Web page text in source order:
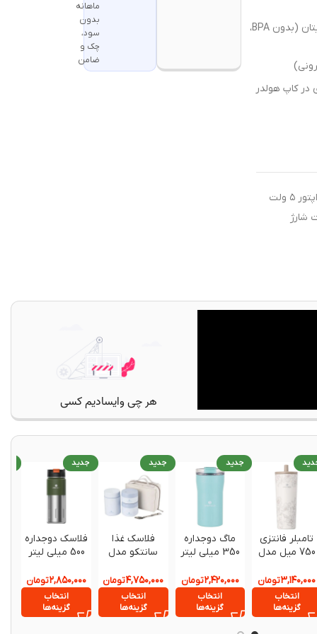
بدنه استیل دوجداره عایق‌بندی شده، درب شفاف از جنس تریتان (بدون BPA،
در کاپ هولدر
جهت شارژ محصولات شارژی از آداپتور ۵ ولت
شارژ
ماهانه
بدون
سود،
چک و
ضامن
تامبلر فانتزی
750 میل مدل
برند فرانسوی
SANTECO
۳,۱۴۰,۰۰۰تومان
انتخاب
گزینه‌ها
جدید
ماگ دوجداره
350 میلی لیتر
Kariba
۲,۴۲۰,۰۰۰تومان
انتخاب
گزینه‌ها
جدید
فلاسک غذا
سانتکو مدل
Jar ست 3
عددی
۴,۷۵۰,۰۰۰تومان
انتخاب
گزینه‌ها
جدید
فلاسک دوجداره
500 میلی لیتر
Kotka
۲,۸۵۰,۰۰۰تومان
انتخاب
گزینه‌ها